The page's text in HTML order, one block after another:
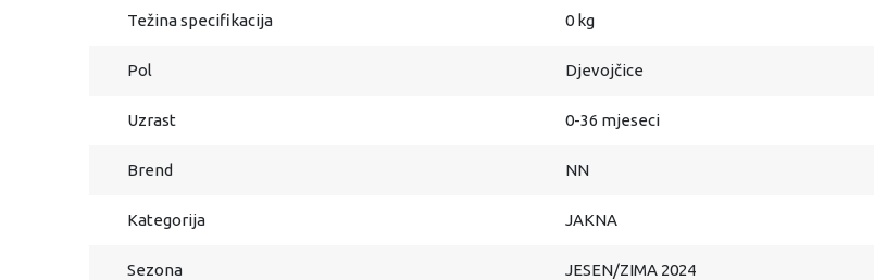
Težina specifikacija 0 kg
Pol Djevojčice
Uzrast 0-36 mjeseci
Brend NN
Kategorija JAKNA
Sezona JESEN/ZIMA 2024